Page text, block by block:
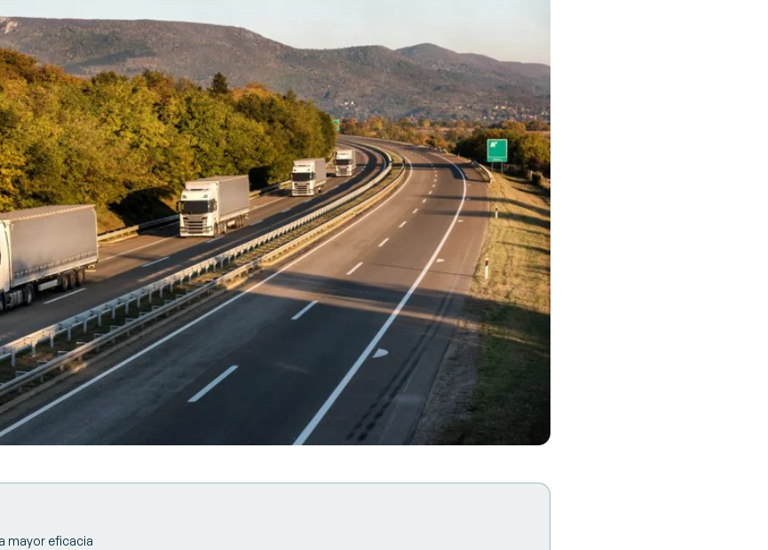
de Gestión de
(RMS)
y optimiza de forma
cada puesto, cada
recurso en cada
de inventarios (VMI)
el inventario con
tiempo real
expertos sobre
mayor eficacia